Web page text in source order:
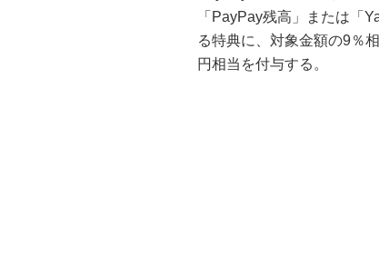
「PayPay残高」または「
る特典に、対象金額の9％
円相当を付与する。